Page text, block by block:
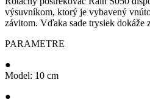
výsuvníkom, ktorý je vybavený
závitom. Vďaka sade trysiek dokáže
PARAMETRE
●
Model: 10 cm
●